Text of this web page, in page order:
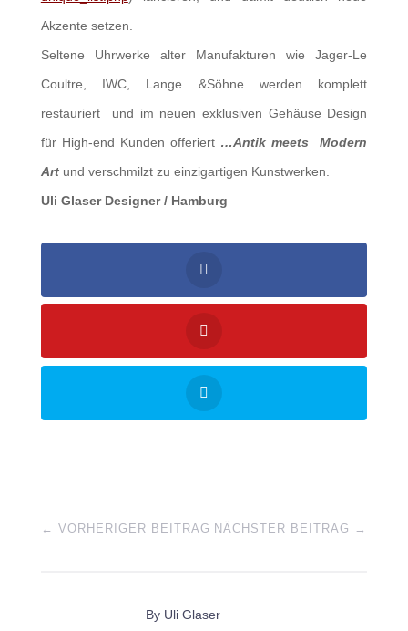
Akzente setzen.
Seltene Uhrwerke alter Manufakturen wie Jager-Le
Coultre, IWC, Lange &Söhne werden komplett
restauriert und im neuen exklusiven Gehäuse Design
für High-end Kunden offeriert …Antik meets Modern
Artund verschmilzt zu einzigartigen Kunstwerken.
Uli Glaser Designer / Hamburg
← VORHERIGER BEITRAG NÄCHSTER BEITRAG →
By Uli Glaser